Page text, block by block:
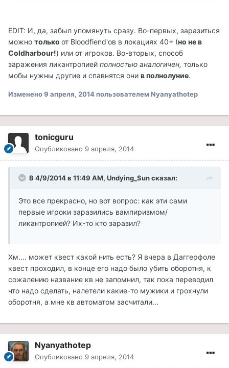
EDIT: И, да, забыл упомянуть сразу. Во-первых, заразиться
можно только от Bloodfiend'ов в локациях 40+ (но не в
Coldharbour!) или от игроков. Во-вторых, способ
заражения ликантропией полностью аналогичен, только
мобы нужны другие и спавнятся они в полнолуние.
Изменено9 апреля, 2014пользователем Nyanyathotep
tonicguru
Опубликовано 9 апреля, 2014
В 4/9/2014 в 11:49 AM, Undying_Sun сказал:
Это все прекрасно, но вот вопрос: как эти сами
первые игроки заразились вампиризмом/
ликантропией? Их-то кто заразил?
Хм.... может квест какой нить есть? Я вчера в Даггерфоле
квест проходил, в конце его надо было убить оборотня, к
сожалению название кв не запомнил, так пока переводил
что надо сделать, налетели какие-то мужики и грохнули
оборотня, а мне кв автоматом засчитали...
Nyanyathotep
Опубликовано 9 апреля, 2014